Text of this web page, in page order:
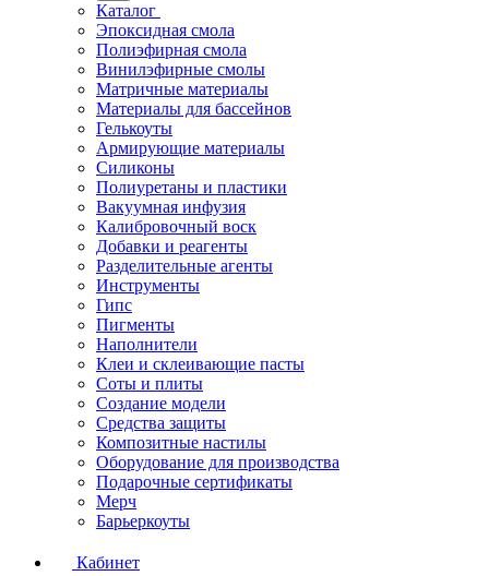
Каталог
Эпоксидная смола
Полиэфирная смола
Винилэфирные смолы
Матричные материалы
Материалы для бассейнов
Гелькоуты
Армирующие материалы
Силиконы
Полиуретаны и пластики
Вакуумная инфузия
Калибровочный воск
Добавки и реагенты
Разделительные агенты
Инструменты
Гипс
Пигменты
Наполнители
Клеи и склеивающие пасты
Соты и плиты
Создание модели
Средства защиты
Композитные настилы
Оборудование для производства
Подарочные сертификаты
Мерч
Барьеркоуты
Кабинет